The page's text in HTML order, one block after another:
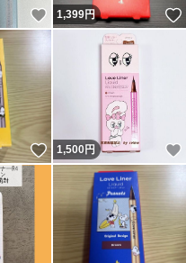
いいね！
1,399円
いいね！
1,500円